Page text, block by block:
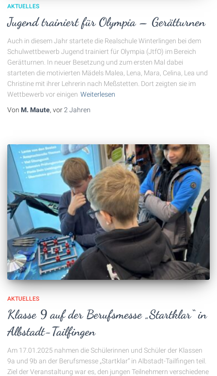
AKTUELLES
Jugend trainiert für Olympia – Gerätturnen
Auch in diesem Jahr startete die Realschule Winterlingen bei dem
Schulwettbewerb Jugend trainiert für Olympia (JtfO) im Bereich
Gerätturnen. In neuer Besetzung und zum ersten Mal dabei
starteten die motivierten Mädels Malea, Lena, Mara, Celina, Lea und
Christine mit ihrer Lehrerin nach Meßstetten. Dort zeigten sie im
Wettbewerb vor einigen Weiterlesen
Von M. Maute, vor2 Jahren
AKTUELLES
Klasse 9 auf der Berufsmesse „Startklar“ in
Albstadt-Tailfingen
Am 17.01.2025 nahmen die Schülerinnen und Schüler der Klassen
9a und 9b an der Berufsmesse „Startklar“ in Albstadt-Tailfingen teil.
Ziel der Veranstaltung war es, den jungen Teilnehmern verschiedene